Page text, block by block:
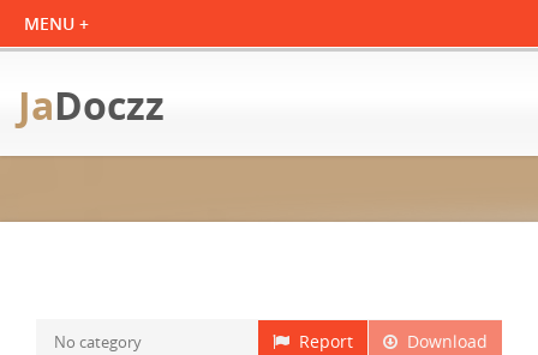
JaDoczz
Download
Report
No category